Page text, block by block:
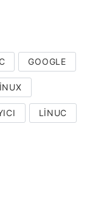
GOOGLE
LINUC